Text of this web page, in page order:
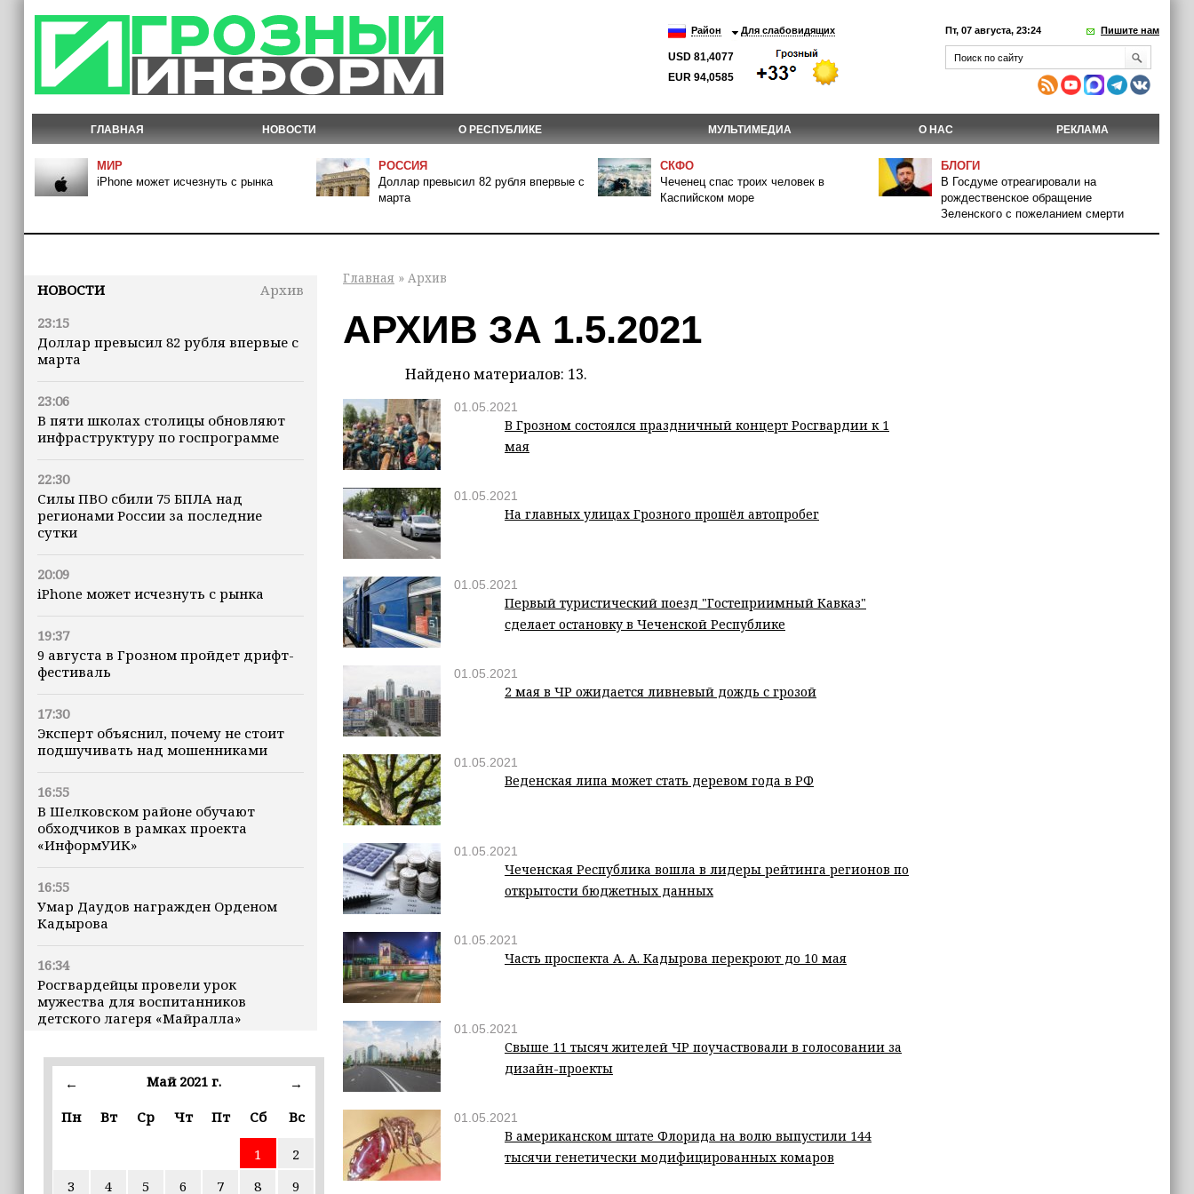
Район Для слабовидящих
USD 81,4077
EUR 94,0585
Пт, 07 августа, 23:24 Пишите нам
ГЛАВНАЯ НОВОСТИ О РЕСПУБЛИКЕ МУЛЬТИМЕДИА О НАС РЕКЛАМА
МИР
iPhone может исчезнуть с рынка
РОССИЯ
Доллар превысил 82 рубля впервые с
марта
СКФО
Чеченец спас троих человек в
Каспийском море
БЛОГИ
В Госдуме отреагировали на
рождественское обращение
Зеленского с пожеланием смерти
НОВОСТИ
Архив
23:15
Доллар превысил 82 рубля впервые с
марта
23:06
В пяти школах столицы обновляют
инфраструктуру по госпрограмме
22:30
Силы ПВО сбили 75 БПЛА над
регионами России за последние
сутки
20:09
iPhone может исчезнуть с рынка
19:37
9 августа в Грозном пройдет дрифт-
фестиваль
17:30
Эксперт объяснил, почему не стоит
подшучивать над мошенниками
16:55
В Шелковском районе обучают
обходчиков в рамках проекта
«ИнформУИК»
16:55
Умар Даудов награжден Орденом
Кадырова
16:34
Росгвардейцы провели урок
мужества для воспитанников
детского лагеря «Майралла»
16:30
Дмитрий Чернышенко: Внутренний
въездной — на 20,1%
← Май 2021 г.
→
Пн
Вт Ср Чт Пт Сб Вс
1
2
3
4 5 6 7 8 9
Главная » Архив
АРХИВ ЗА 1.5.2021
Найдено материалов: 13.
01.05.2021
В Грозном состоялся праздничный концерт Росгвардии к 1
мая
01.05.2021
На главных улицах Грозного прошёл автопробег
01.05.2021
Первый туристический поезд "Гостеприимный Кавказ"
сделает остановку в Чеченской Республике
01.05.2021
2 мая в ЧР ожидается ливневый дождь с грозой
01.05.2021
Веденская липа может стать деревом года в РФ
01.05.2021
Чеченская Республика вошла в лидеры рейтинга регионов по
открытости бюджетных данных
01.05.2021
Часть проспекта А. А. Кадырова перекроют до 10 мая
01.05.2021
Свыше 11 тысяч жителей ЧР поучаствовали в голосовании за
дизайн-проекты
01.05.2021
В американском штате Флорида на волю выпустили 144
тысячи генетически модифицированных комаров